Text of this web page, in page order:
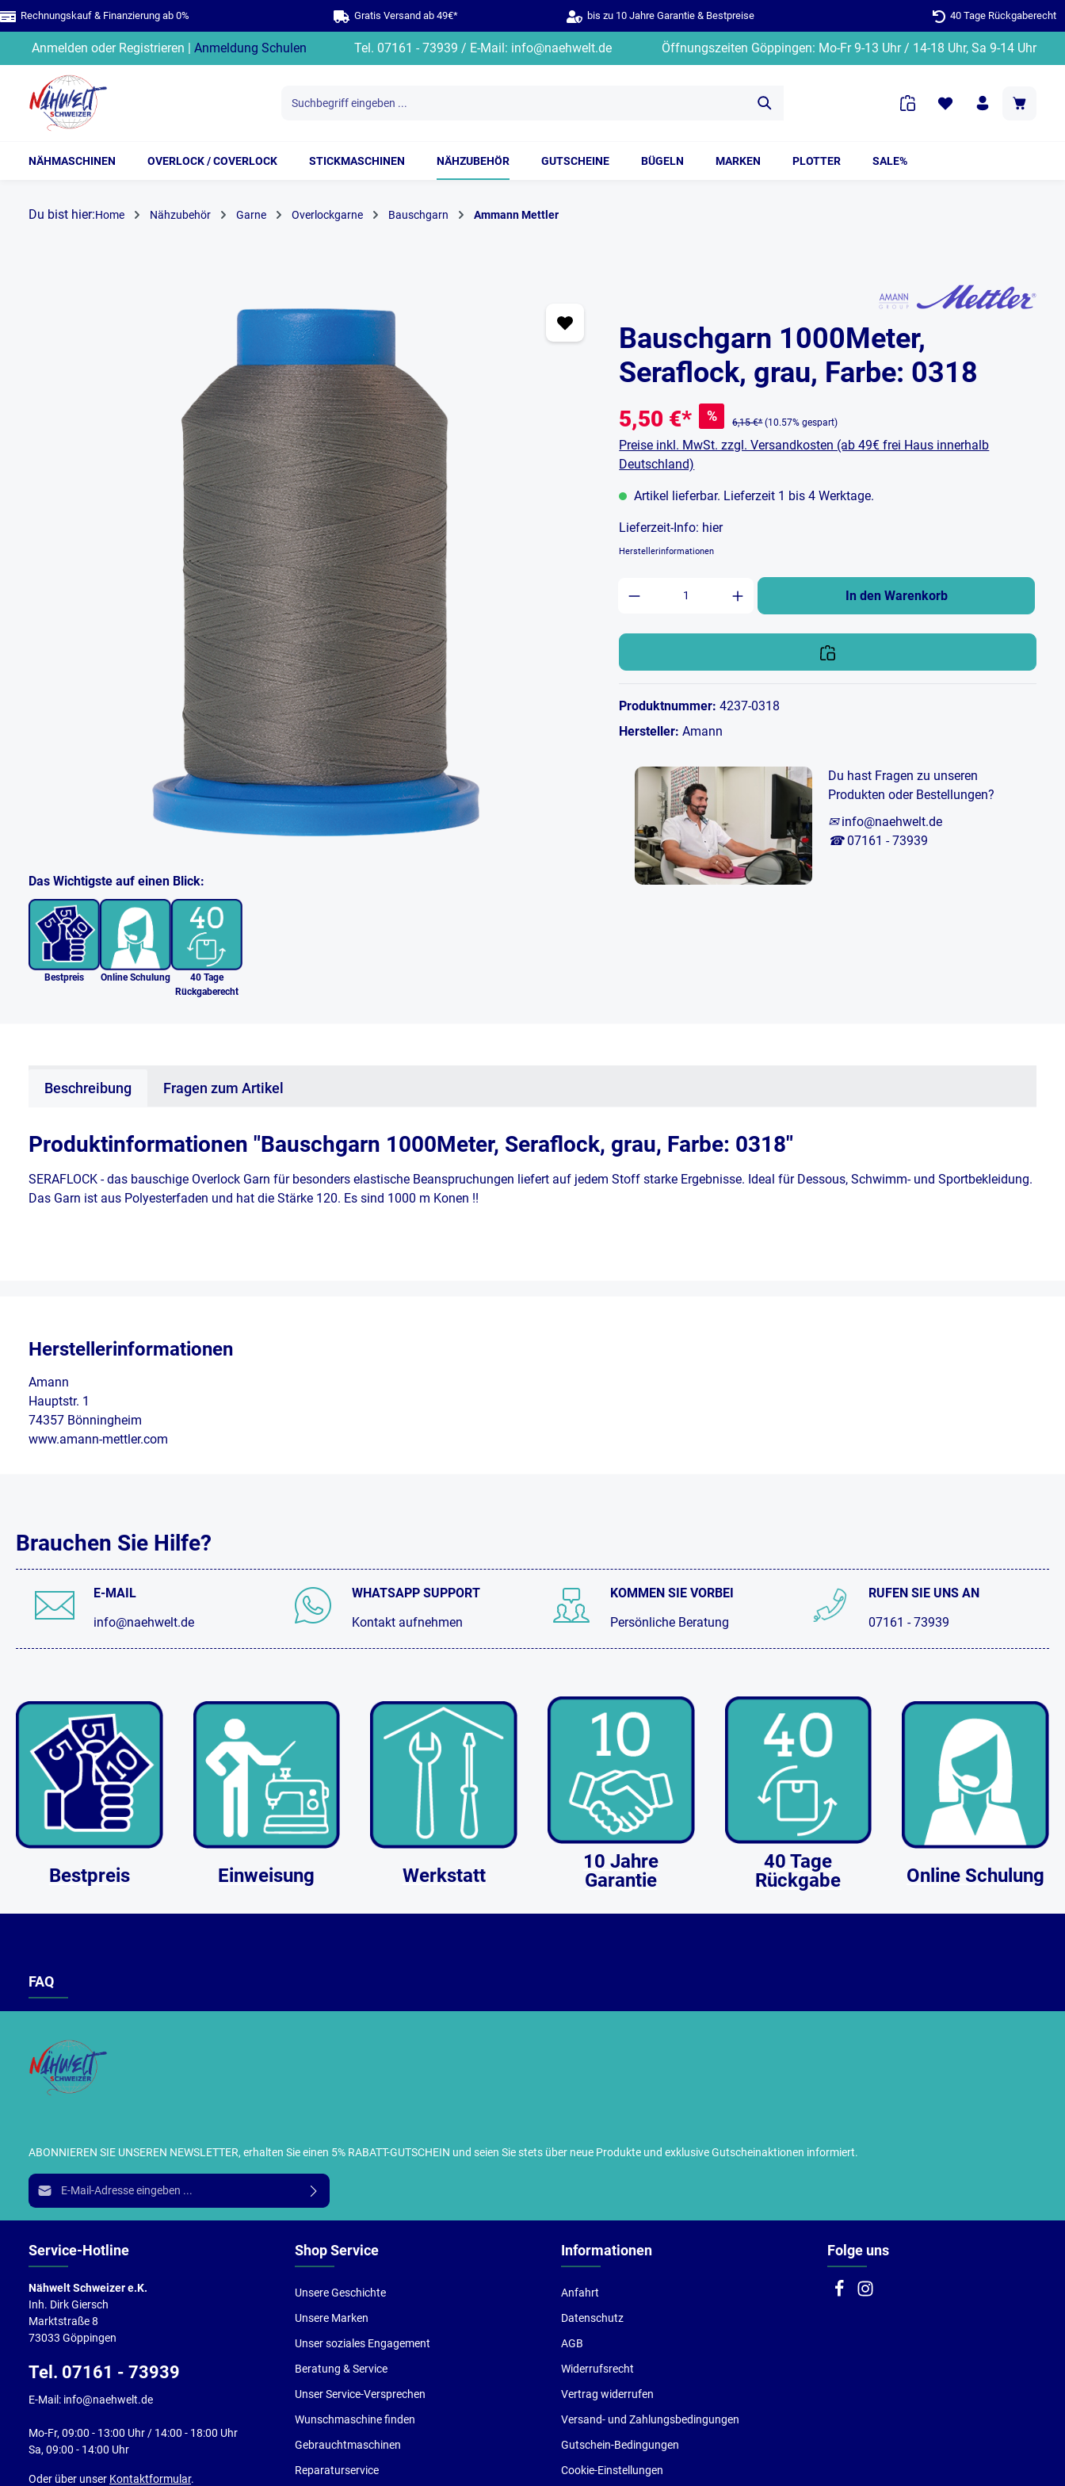
Zur Hauptnavigation springen
Rechnungskauf & Finanzierung ab 0% Gratis Versand ab 49€* bis zu 10 Jahre Garantie & Bestpreise 40 Tage Rückgaberecht
Anmelden oder Registrieren | Anmeldung Schulen Tel. 07161 - 73939 / E-Mail: info@naehwelt.de Öffnungszeiten Göppingen: Mo-Fr 9-13 Uhr / 14-18 Uhr, Sa 9-14 Uhr
NÄHMASCHINEN OVERLOCK / COVERLOCK STICKMASCHINEN NÄHZUBEHÖR GUTSCHEINE BÜGELN MARKEN PLOTTER SALE%
Du bist hier:Home Nähzubehör Garne Overlockgarne Bauschgarn Ammann Mettler
Das Wichtigste auf einen Blick:
Bestpreis Online Schulung
40 Tage
Rückgaberecht
Bauschgarn 1000Meter,
Seraflock, grau, Farbe: 0318
5,50 €* % 6,15 €* (10.57% gespart)
Preise inkl. MwSt. zzgl. Versandkosten (ab 49€ frei Haus innerhalb
Deutschland)
Artikel lieferbar. Lieferzeit 1 bis 4 Werktage.
Lieferzeit-Info: hier
Herstellerinformationen
Produkt Anzahl: Gib den gewünschten Wert ein
In den Warenkorb
Produktnummer:4237-0318
Hersteller:Amann
Du hast Fragen zu unseren
Produkten oder Bestellungen?
✉ info@naehwelt.de
☎ 07161 - 73939
Beschreibung Fragen zum Artikel
Produktinformationen "Bauschgarn 1000Meter, Seraflock, grau, Farbe: 0318"
SERAFLOCK - das bauschige Overlock Garn für besonders elastische Beanspruchungen liefert auf jedem Stoff starke Ergebnisse. Ideal für Dessous, Schwimm- und Sportbekleidung.
Das Garn ist aus Polyesterfaden und hat die Stärke 120. Es sind 1000 m Konen !!
Herstellerinformationen
Amann
Hauptstr. 1
74357 Bönningheim
www.amann-mettler.com
Brauchen Sie Hilfe?
E-MAIL
info@naehwelt.de
WHATSAPP SUPPORT
Kontakt aufnehmen
KOMMEN SIE VORBEI
Persönliche Beratung
RUFEN SIE UNS AN
07161 - 73939
Bestpreis Einweisung Werkstatt
10 Jahre
Garantie
40 Tage
Rückgabe
Online Schulung
ABONNIEREN SIE UNSEREN NEWSLETTER, erhalten Sie einen 5% RABATT-GUTSCHEIN und seien Sie stets über neue Produkte und exklusive Gutscheinaktionen informiert.
E-Mail-Adresse*
Folge uns
Service-Hotline
Nähwelt Schweizer e.K.
Inh. Dirk Giersch
Marktstraße 8
73033 Göppingen
Tel. 07161 - 73939
E-Mail: info@naehwelt.de
Mo-Fr, 09:00 - 13:00 Uhr / 14:00 - 18:00 Uhr
Sa, 09:00 - 14:00 Uhr
Oder über unser Kontaktformular.
Shop Service
Unsere Geschichte
Unsere Marken
Unser soziales Engagement
Beratung & Service
Unser Service-Versprechen
Wunschmaschine finden
Gebrauchtmaschinen
Reparaturservice
Informationen
Anfahrt
Datenschutz
AGB
Widerrufsrecht
Vertrag widerrufen
Versand- und Zahlungsbedingungen
Gutschein-Bedingungen
Cookie-Einstellungen
FAQ